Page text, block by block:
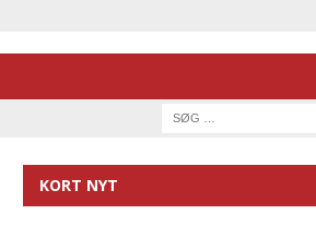
KORT NYT